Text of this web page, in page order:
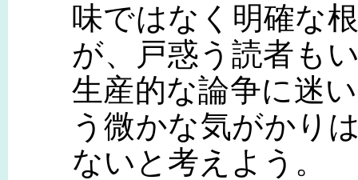
味ではなく明確な
が、戸惑う読者も
生産的な論争に迷
う微かな気がかり
ないと考えよう。